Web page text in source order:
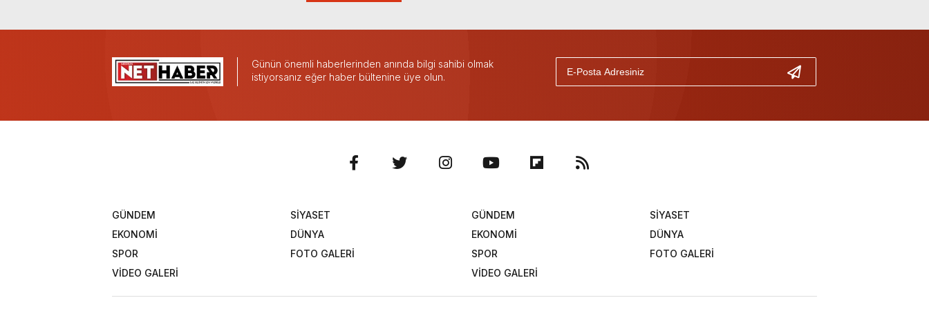
Günün önemli haberlerinden anında bilgi sahibi olmak
istiyorsanız eğer haber bültenine üye olun.
GÜNDEM
SİYASET
EKONOMİ
DÜNYA
SPOR
FOTO GALERİ
VİDEO GALERİ
GÜNDEM
SİYASET
EKONOMİ
DÜNYA
SPOR
FOTO GALERİ
VİDEO GALERİ